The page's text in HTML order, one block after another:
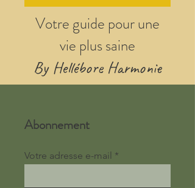
Votre guide pour une
vie plus saine
By Hellébore Harmonie
Abonnement
Votre adresse e-mail